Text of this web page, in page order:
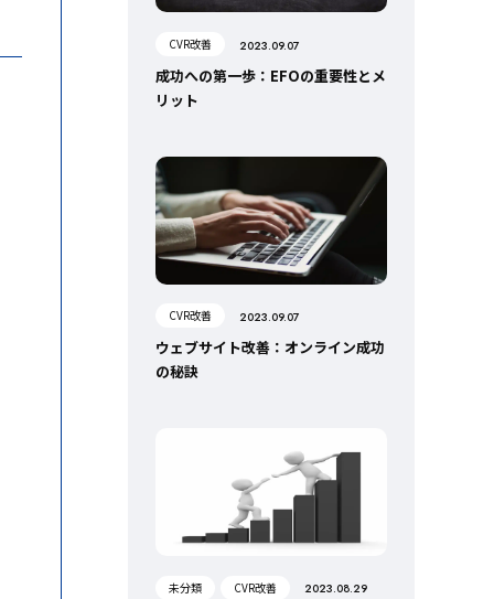
CVR改善 2023.09.07
成功への第一歩：EFOの重要性とメ
リット
CVR改善 2023.09.07
ウェブサイト改善：オンライン成功
の秘訣
未分類 CVR改善 2023.08.29